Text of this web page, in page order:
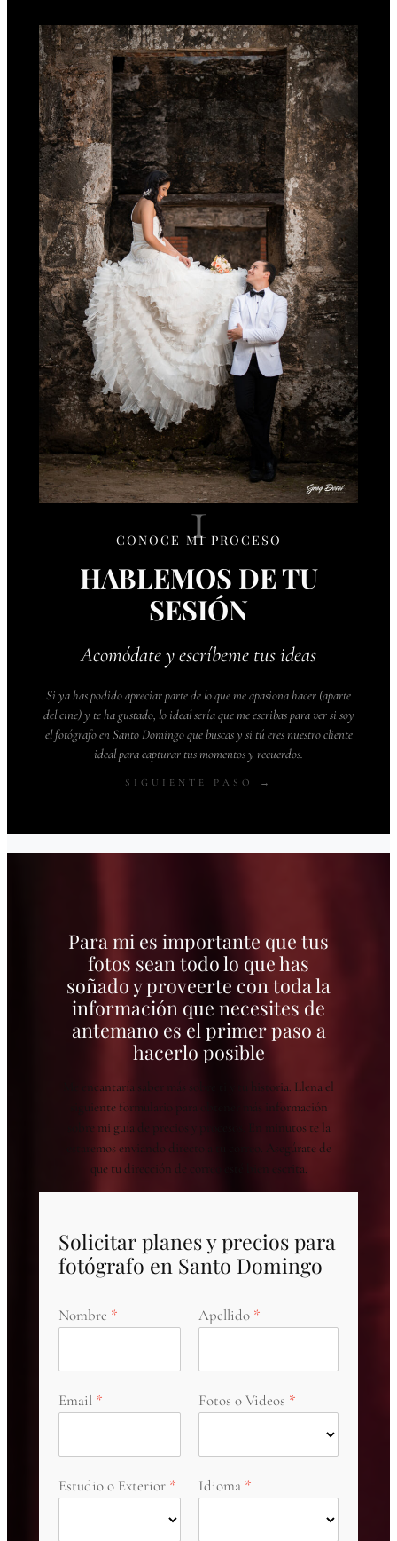
1
CONOCE MI PROCESO
HABLEMOS DE TU
SESIÓN
Acomódate y escríbeme tus ideas
Si ya has podido apreciar parte de lo que me apasiona hacer (aparte
del cine) y te ha gustado, lo ideal sería que me escribas para ver si soy
el fotógrafo en Santo Domingo que buscas y si tú eres nuestro cliente
ideal para capturar tus momentos y recuerdos.
SIGUIENTE PASO →
Para mi es importante que tus
fotos sean todo lo que has
soñado y proveerte con toda la
información que necesites de
antemano es el primer paso a
hacerlo posible
Me encantaría saber más sobre ti y tu historia. Llena el
siguiente formulario para obtener más información
sobre mi guía de precios y procesos. En minutos te la
estaremos enviando directo a tu correo. Asegúrate de
que tu dirección de correo esté bien escrita.
Solicitar planes y precios para
fotógrafo en Santo Domingo
Nombre Apellido
Email Fotos o Videos
Estudio o Exterior Idioma